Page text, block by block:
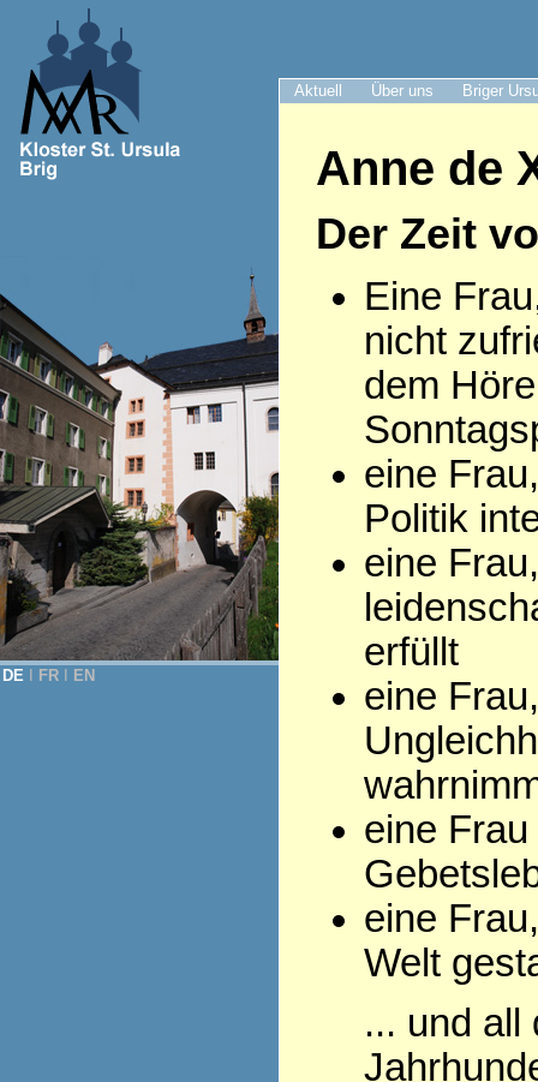
Aktuell Über uns Briger
DE FR EN
Anne de
Der Zeit
Eine
nicht
dem
eine
Politik
eine
erfüllt
eine
eine
eine
Welt
... und all